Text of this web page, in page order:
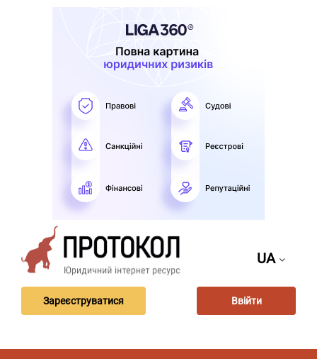
UA
Зареєструватися Ввійти